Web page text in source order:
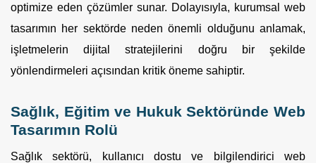
optimize eden çözümler sunar. Dolayısıyla, kurumsal web
tasarımın her sektörde neden önemli olduğunu anlamak,
işletmelerin dijital stratejilerini doğru bir şekilde
yönlendirmeleri açısından kritik öneme sahiptir.
Sağlık, Eğitim ve Hukuk Sektöründe Web
Tasarımın Rolü
Sağlık sektörü, kullanıcı dostu ve bilgilendirici web